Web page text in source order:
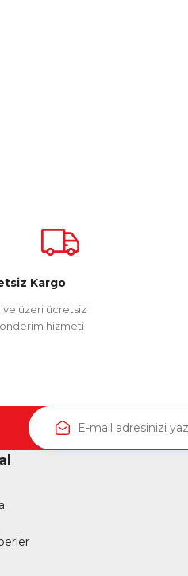
Kargo
üzeri ücretsiz
hizmeti